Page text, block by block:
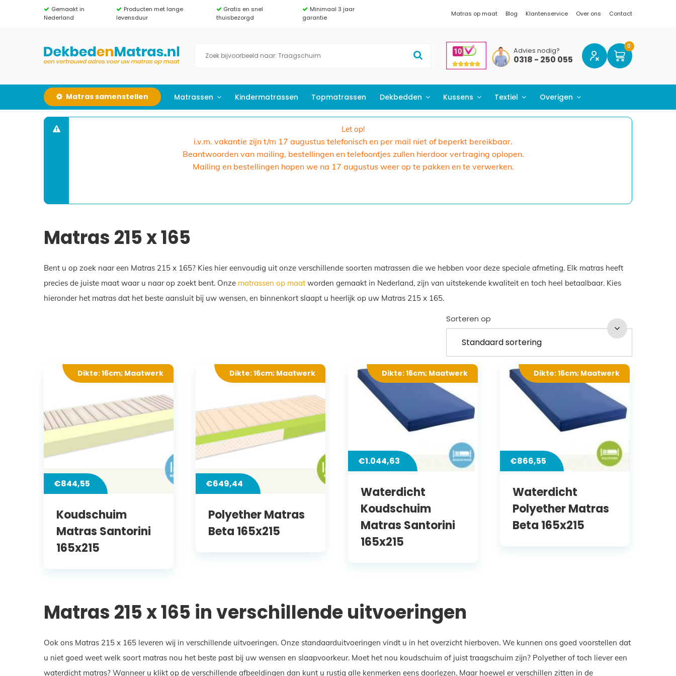
Gemaakt in
Nederland
Producten met lange
levensduur
Gratis en snel
thuisbezorgd
Minimaal 3 jaar
garantie
Matras op maat Blog Klantenservice Over ons Contact
Advies nodig?
0318 - 250 055
Matras samenstellen Matrassen Kindermatrassen Topmatrassen Dekbedden Kussens Textiel Overigen
Let op!
i.v.m. vakantie zijn t/m 17 augustus telefonisch en per mail niet of beperkt bereikbaar.
Beantwoorden van mailing, bestellingen en telefoontjes zullen hierdoor vertraging oplopen.
Mailing en bestellingen hopen we na 17 augustus weer op te pakken en te verwerken.
Matras 215 x 165
Bent u op zoek naar een Matras 215 x 165? Kies hier eenvoudig uit onze verschillende soorten matrassen die we hebben voor deze speciale afmeting. Elk matras heeft
precies de juiste maat waar u naar op zoekt bent. Onze matrassen op maat worden gemaakt in Nederland, zijn van uitstekende kwaliteit en toch heel betaalbaar. Kies
hieronder het matras dat het beste aansluit bij uw wensen, en binnenkort slaapt u heerlijk op uw Matras 215 x 165.
Sorteren op
Dikte: 16cm; Maatwerk
€844,55
Koudschuim
Matras Santorini
165x215
Dikte: 16cm; Maatwerk
€649,44
Polyether Matras
Beta 165x215
Dikte: 16cm; Maatwerk
€1.044,63
Waterdicht
Koudschuim
Matras Santorini
165x215
Dikte: 16cm; Maatwerk
€866,55
Waterdicht
Polyether Matras
Beta 165x215
Matras 215 x 165 in verschillende uitvoeringen
Ook ons Matras 215 x 165 leveren wij in verschillende uitvoeringen. Onze standaarduitvoeringen vindt u in het overzicht hierboven. We kunnen ons goed voorstellen dat
u niet goed weet welk soort matras nou het beste past bij uw wensen en slaapvoorkeur. Moet het nou koudschuim of juist traagschuim zijn? Polyether of toch liever een
waterdicht matras? Wanneer u klikt op de verschillende afbeeldingen dan kunt u rustig alle kenmerken eens doorlezen. Maar hoewel er verschillen zitten in de